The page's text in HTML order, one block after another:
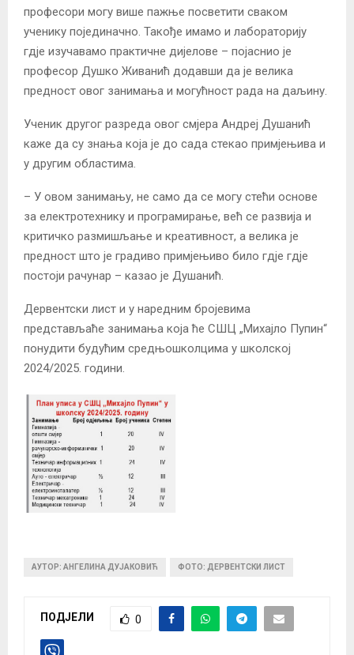
професори могу више пажње посветити сваком
ученику појединачно. Такође имамо и лабораторију
гдје изучавамо практичне дијелове – појаснио је
професор Душко Живанић додавши да је велика
предност овог занимања и могућност рада на даљину.
Ученик другог разреда овог смјера Андреј Душанић
каже да су знања која је до сада стекао примјењива и
у другим областима.
– У овом занимању, не само да се могу стећи основе
за електротехнику и програмирање, већ се развија и
критичко размишљање и креативност, а велика је
предност што је градиво примјењиво било гдје гдје
постоји рачунар – казао је Душанић.
Дервентски лист и у наредним бројевима
представљаће занимања која ће СШЦ „Михајло Пупин“
понудити будућим средњошколцима у школској
2024/2025. години.
АУТОР: АНГЕЛИНА ДУЈАКОВИЋ ФОТО: ДЕРВЕНТСКИ ЛИСТ
ПОДЈЕЛИ 0